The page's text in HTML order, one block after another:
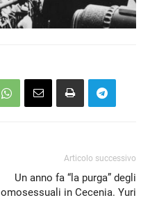
Articolo successivo
Un anno fa “la purga” degli
omosessuali in Cecenia. Yuri